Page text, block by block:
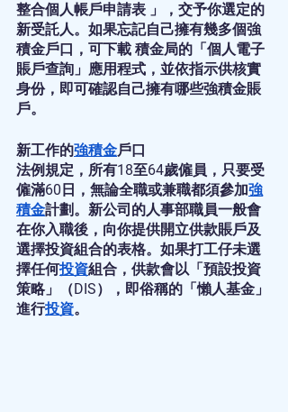
整合個人帳戶申請表 」，交予你選定的
新受託人。如果忘記自己擁有幾多個強
積金戶口，可下載 積金局的「個人電子
賬戶查詢」應用程式，並依指示供核實
身份，即可確認自己擁有哪些強積金賬
戶。
新工作的強積金戶口
法例規定，所有18至64歲僱員，只要受
僱滿60日，無論全職或兼職都須參加強
積金計劃。新公司的人事部職員一般會
在你入職後，向你提供開立供款賬戶及
選擇投資組合的表格。如果打工仔未選
擇任何投資組合，供款會以「預設投資
策略」（DIS），即俗稱的「懶人基金」
進行投資。